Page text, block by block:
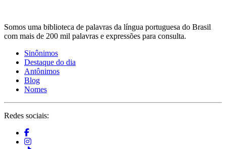
Somos uma biblioteca de palavras da língua portuguesa do Brasil
com mais de 200 mil palavras e expressões para consulta.
Sinônimos
Destaque do dia
Antônimos
Blog
Nomes
Redes sociais: